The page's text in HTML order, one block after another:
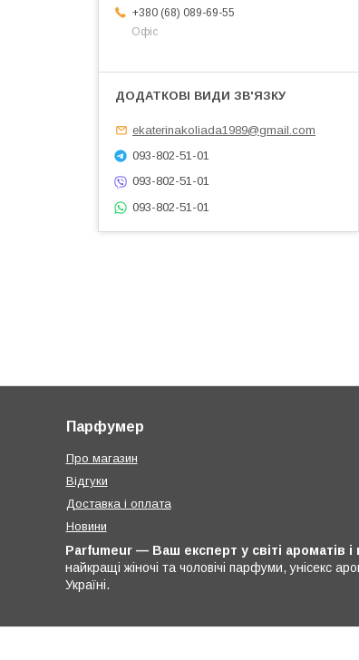
+380 (68) 089-69-55
Офіс
ekaterinakoliada1989@gmail.com
093-802-51-01
093-802-51-01
093-802-51-01
Парфумер
Про магазин
Відгуки
Доставка і оплата
Новини
Parfumeur — Ваш експерт у світі ароматів і
найкращі жіночі та чоловічі парфуми, унісекс
Україні.